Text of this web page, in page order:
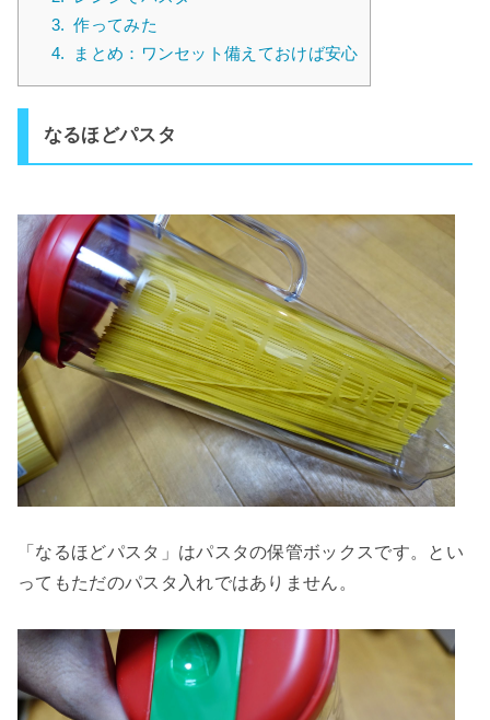
3. 作ってみた
4.
まとめ：ワンセット備えておけば安心
なるほどパスタ
「なるほどパスタ」はパスタの保管ボックスです。とい
ってもただのパスタ入れではありません。